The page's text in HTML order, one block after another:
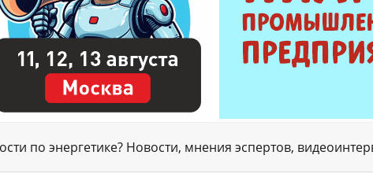
по энергетике? Новости, мнения эспертов,